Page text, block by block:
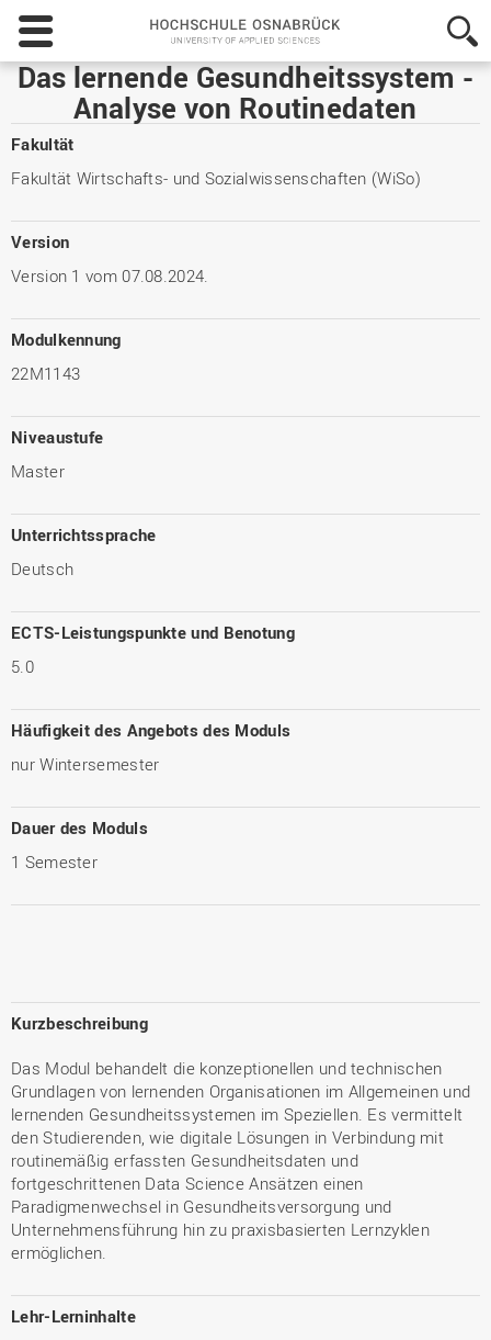
Hochschule
Osnabrück
-
University
of
Applied
Das lernende Gesundheitssystem -
Analyse von Routinedaten
Fakultät
Fakultät Wirtschafts- und Sozialwissenschaften (WiSo)
Version
Version 1 vom 07.08.2024.
Modulkennung
22M1143
Niveaustufe
Master
Unterrichtssprache
Deutsch
ECTS-Leistungspunkte und Benotung
5.0
Häufigkeit des Angebots des Moduls
nur Wintersemester
Dauer des Moduls
1 Semester
Kurzbeschreibung
Das Modul behandelt die konzeptionellen und technischen
Grundlagen von lernenden Organisationen im Allgemeinen und
lernenden Gesundheitssystemen im Speziellen. Es vermittelt
den Studierenden, wie digitale Lösungen in Verbindung mit
routinemäßig erfassten Gesundheitsdaten und
fortgeschrittenen Data Science Ansätzen einen
Paradigmenwechsel in Gesundheitsversorgung und
Unternehmensführung hin zu praxisbasierten Lernzyklen
ermöglichen.
Lehr-Lerninhalte